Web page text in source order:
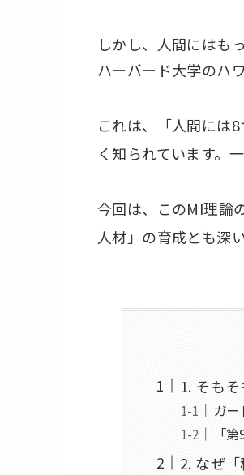
しかし、人間にはも
ハーバード大学のハ
これは、「人間には
く知られています。
今回は、このMI理論
人材」の育成とも深
1. そも
ガ
「
2. なぜ